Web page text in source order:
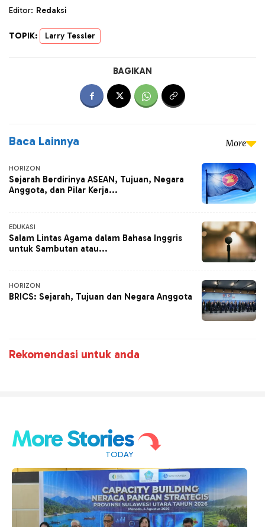
Editor: Redaksi
TOPIK: Larry Tessler
BAGIKAN
Baca Lainnya More
HORIZON
Sejarah Berdirinya ASEAN, Tujuan, Negara
Anggota, dan Pilar Kerja...
EDUKASI
Salam Lintas Agama dalam Bahasa Inggris
untuk Sambutan atau...
HORIZON
BRICS: Sejarah, Tujuan dan Negara Anggota
Rekomendasi untuk anda
More Stories
TODAY